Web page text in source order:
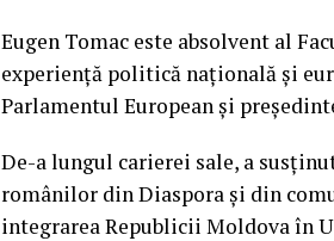
Eugen Tomac este absolvent al
experiență politică națională și
Parlamentul European și
De-a lungul carierei sale, a
românilor din Diaspora și din
integrarea Republicii Moldova în